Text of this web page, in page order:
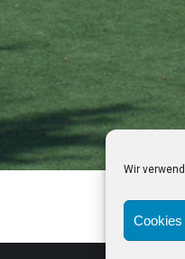
Wir